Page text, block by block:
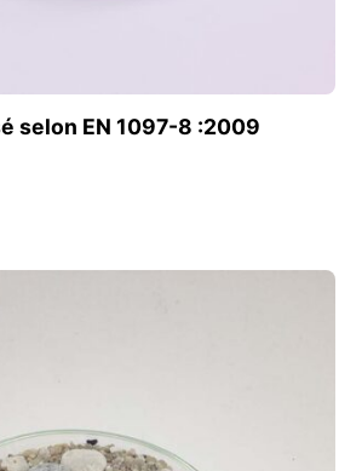
Découvrir ce produit
selon EN 1097-8 :2009